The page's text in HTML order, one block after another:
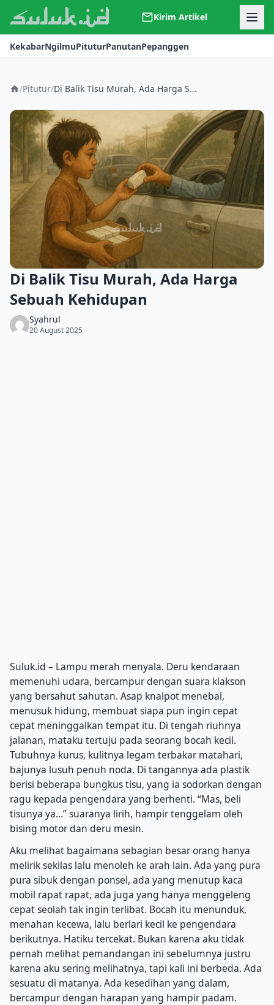
Kirim Artikel
Kerjasama
Kontak
KekabarNgilmuPituturPanutanPepanggen
/Pitutur/ Di Balik Tisu Murah, Ada Harga Sebuah Kehidupan
Di Balik Tisu Murah, Ada Harga
Sebuah Kehidupan
Syahrul
20 August 2025
Suluk.id – Lampu merah menyala. Deru kendaraan
memenuhi udara, bercampur dengan suara klakson
yang bersahut sahutan. Asap knalpot menebal,
menusuk hidung, membuat siapa pun ingin cepat
cepat meninggalkan tempat itu. Di tengah riuhnya
jalanan, mataku tertuju pada seorang bocah kecil.
Tubuhnya kurus, kulitnya legam terbakar matahari,
bajunya lusuh penuh noda. Di tangannya ada plastik
berisi beberapa bungkus tisu, yang ia sodorkan dengan
ragu kepada pengendara yang berhenti. “Mas, beli
tisunya ya…” suaranya lirih, hampir tenggelam oleh
bising motor dan deru mesin.
Aku melihat bagaimana sebagian besar orang hanya
melirik sekilas lalu menoleh ke arah lain. Ada yang pura
pura sibuk dengan ponsel, ada yang menutup kaca
mobil rapat rapat, ada juga yang hanya menggeleng
cepat seolah tak ingin terlibat. Bocah itu menunduk,
menahan kecewa, lalu berlari kecil ke pengendara
berikutnya. Hatiku tercekat. Bukan karena aku tidak
pernah melihat pemandangan ini sebelumnya justru
karena aku sering melihatnya, tapi kali ini berbeda. Ada
sesuatu di matanya. Ada kesedihan yang dalam,
bercampur dengan harapan yang hampir padam.